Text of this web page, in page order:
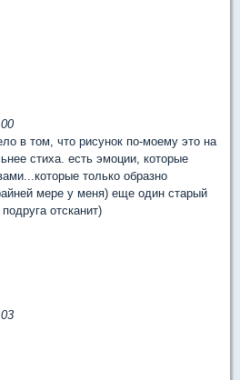
в том, что рисунок по-моему это на
стиха. есть эмоции, которые
только образно
мере у меня) еще один старый
отсканит)